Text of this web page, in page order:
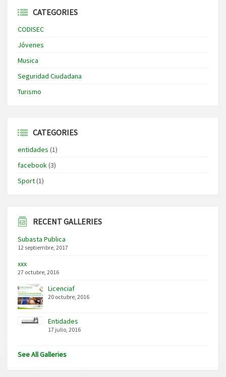
CATEGORIES
CODISEC
Jóvenes
Musica
Seguridad Ciudadana
Turismo
CATEGORIES
entidades (1)
facebook(3)
Sport(1)
RECENT GALLERIES
Subasta Publica
12 septiembre, 2017
xxx
27 octubre, 2016
Licenciaf
20 octubre, 2016
Entidades
17 julio, 2016
See All Galleries